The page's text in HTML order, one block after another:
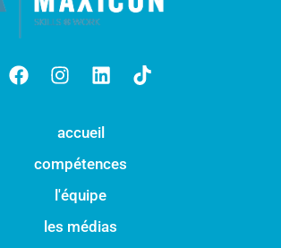
accueil
compétences
l'équipe
les médias